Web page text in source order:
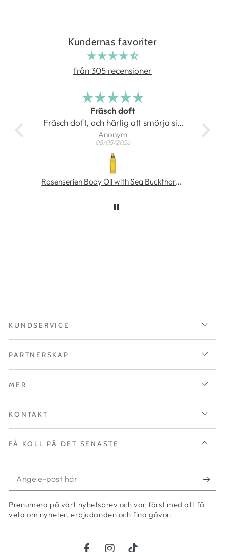
Kundernas favoriter
från 305 recensioner
Fräsch doft
Fräsch doft, och härlig att smörja sig
med
Gör kroppen len och skön
Anonym
08/05/2026
Rosenserien Body Oil with Sea Buckthorn 100 ml
KUNDSERVICE
PARTNERSKAP
MER
KONTAKT
FÅ KOLL PÅ DET SENASTE
Ange
e-
post
Prenumera på vårt nyhetsbrev och var först med att få
veta om nyheter, erbjudanden och fina gåvor.